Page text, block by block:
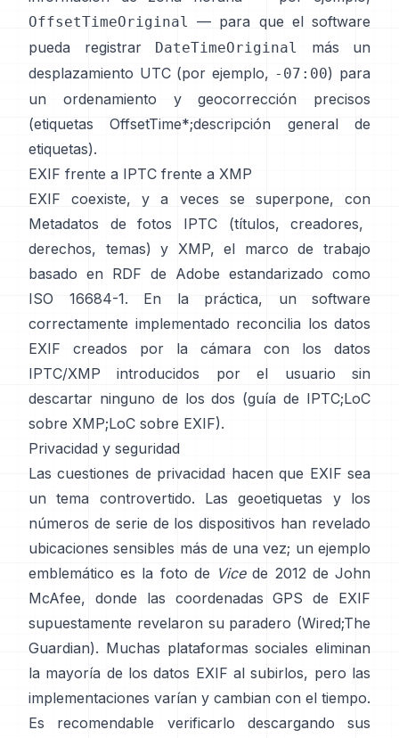
OffsetTimeOriginal — para que el software
pueda registrar DateTimeOriginal
más un
desplazamiento UTC (por ejemplo, -07:00) para
un ordenamiento y geocorrección precisos
(etiquetas OffsetTime*;descripción general de
etiquetas).
EXIF frente a IPTC frente a XMP
EXIF coexiste, y a veces se superpone, con
Metadatos de fotos IPTC (títulos, creadores,
derechos, temas) y XMP, el marco de trabajo
basado en RDF de Adobe estandarizado como
ISO 16684-1. En la práctica, un software
correctamente implementado reconcilia los datos
EXIF creados por la cámara con los datos
IPTC/XMP introducidos por el usuario sin
descartar ninguno de los dos (guía de IPTC;LoC
sobre XMP;LoC sobre EXIF).
Privacidad y seguridad
Las cuestiones de privacidad hacen que EXIF sea
un tema controvertido. Las geoetiquetas y los
números de serie de los dispositivos han revelado
ubicaciones sensibles más de una vez; un ejemplo
emblemático es la foto de Vicede 2012 de John
McAfee, donde las coordenadas GPS de EXIF
supuestamente revelaron su paradero (Wired;The
Guardian). Muchas plataformas sociales eliminan
la mayoría de los datos EXIF al subirlos, pero las
implementaciones varían y cambian con el tiempo.
Es recomendable verificarlo descargando sus